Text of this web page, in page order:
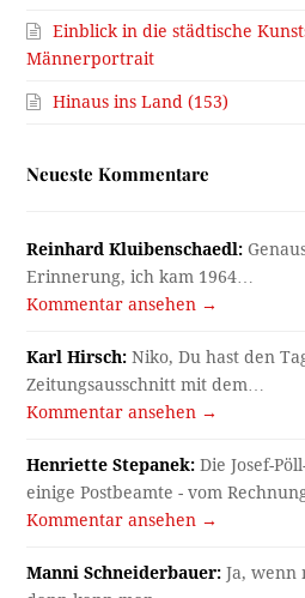
Einblick in die städtische
Männerportrait
Hinaus ins Land (153)
Neueste Kommentare
Reinhard Kluibenschaedl:
Erinnerung, ich kam 1964…
Kommentar ansehen →
Karl Hirsch: Niko, Du hast den
Zeitungsausschnitt mit dem…
Kommentar ansehen →
Henriette Stepanek: Die Josef-
einige Postbeamte - vom
Kommentar ansehen →
Manni Schneiderbauer: Ja, wenn